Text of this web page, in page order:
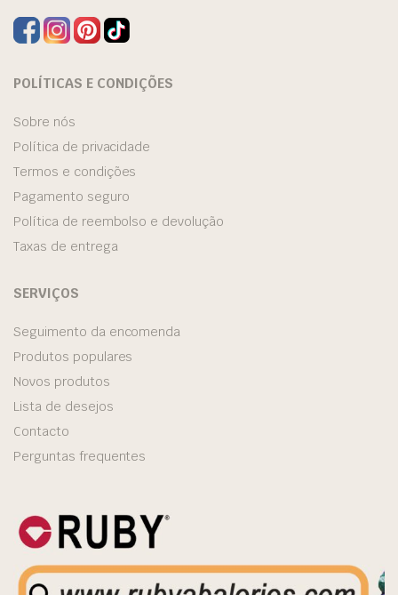
POLÍTICAS E CONDIÇÕES
Sobre nós
Política de privacidade
Termos e condições
Pagamento seguro
Política de reembolso e devolução
Taxas de entrega
SERVIÇOS
Seguimento da encomenda
Produtos populares
Novos produtos
Lista de desejos
Contacto
Perguntas frequentes